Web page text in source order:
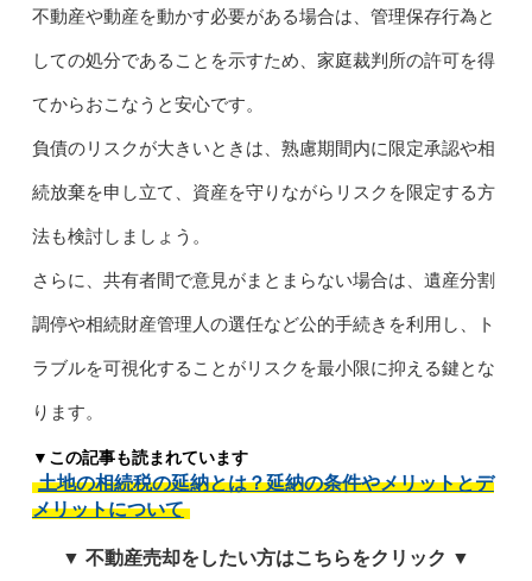
不動産や動産を動かす必要がある場合は、管理保存行為と
しての処分であることを示すため、家庭裁判所の許可を得
てからおこなうと安心です。
負債のリスクが大きいときは、熟慮期間内に限定承認や相
続放棄を申し立て、資産を守りながらリスクを限定する方
法も検討しましょう。
さらに、共有者間で意見がまとまらない場合は、遺産分割
調停や相続財産管理人の選任など公的手続きを利用し、ト
ラブルを可視化することがリスクを最小限に抑える鍵とな
ります。
▼この記事も読まれています
土地の相続税の延納とは？延納の条件やメリットとデ
メリットについて
▼ 不動産売却をしたい方はこちらをクリック ▼